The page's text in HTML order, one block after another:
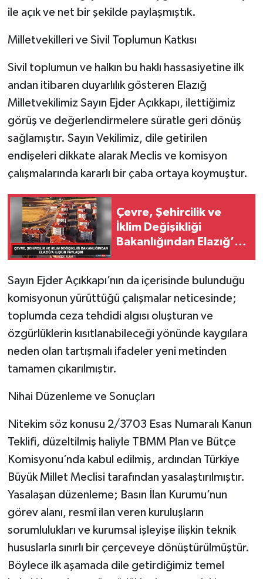
ile açık ve net bir şekilde paylaşmıştık.
Milletvekilleri ve Sivil Toplumun Katkısı
Sivil toplumun ve halkın bu haklı hassasiyetine ilk
andan itibaren duyarlılık gösteren Elazığ
Milletvekilimiz Sayın Ejder Açıkkapı, ilettiğimiz
görüş ve değerlendirmelere süratle geri dönüş
sağlamıştır. Sayın Vekilimiz, dile getirilen
endişeleri dikkate alarak Meclis ve komisyon
çalışmalarında kararlı bir çaba ortaya koymuştur.
Çevre, Şehircilik ve
İklim Değişikliği
Bakanlığından Elazığ’a
Sayın Ejder Açıkkapı’nın da içerisinde bulunduğu
komisyonun yürüttüğü çalışmalar neticesinde;
toplumda ceza tehdidi algısı oluşturan ve
özgürlüklerin kısıtlanabileceği yönünde kaygılara
neden olan tartışmalı ifadeler yeni metinden
tamamen çıkarılmıştır.
Nihai Düzenleme ve Sonuçları
Nitekim söz konusu 2/3703 Esas Numaralı Kanun
Teklifi, düzeltilmiş haliyle TBMM Plan ve Bütçe
Komisyonu’nda kabul edilmiş, ardından Türkiye
Büyük Millet Meclisi tarafından yasalaştırılmıştır.
Yasalaşan düzenleme; Basın İlan Kurumu’nun
görev alanı, resmî ilan veren kuruluşların
sorumlulukları ve kurumsal işleyişe ilişkin teknik
hususlarla sınırlı bir çerçeveye dönüştürülmüştür.
Böylece ilk aşamada dile getirdiğimiz temel